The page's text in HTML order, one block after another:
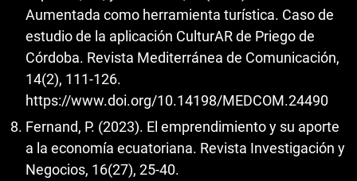
Aumentada como herramienta turística. Caso de
estudio de la aplicación CulturAR de Priego de
Córdoba. Revista Mediterránea de Comunicación,
14(2), 111-126.
https://www.doi.org/10.14198/MEDCOM.24490
Fernand, P. (2023). El emprendimiento y su aporte
a la economía ecuatoriana. Revista Investigación y
Negocios, 16(27), 25-40.